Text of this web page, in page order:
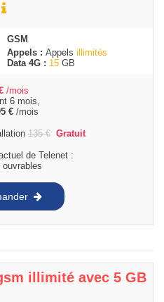
GSM
Appels : Appels illimités
Data 4G : 15 GB
/mois
6 mois,
€/mois
135€ Gratuit
de Telenet :
ouvrables
illimité avec 5 GB